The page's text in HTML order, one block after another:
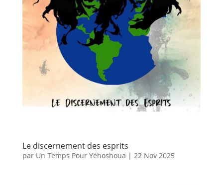
Le discernement des esprits
par Un Temps Pour Yéhoshoua | 22 Nov 2025